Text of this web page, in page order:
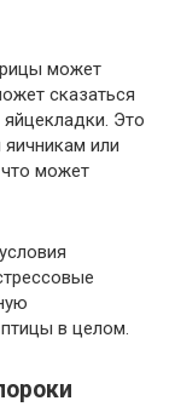
может
сказаться
яйцекладки. Это
или
может
в целом.